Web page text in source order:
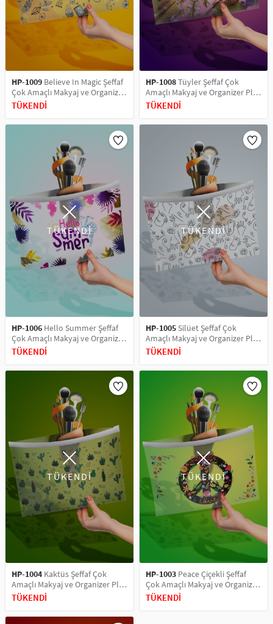
SAÇ AKSESUARLARI
GELİN / DÜĞÜN AKSESUARLARI
TELEFON ASKISI
MAKYAJ ÇANTASI
ODA KOKUSU VE MUM
PARTİ SÜSLERİ
YILBAŞI ÜRÜNLERİ
KULLAN AT TABAK BARDAK SETİ
HP-1009 Believe In Magic Şeffaf
Çok Amaçlı Makyaj ve Organizer
Plaj El Çantası
TÜKENDİ
HP-1008Tüyler Şeffaf Çok
Amaçlı Makyaj ve Organizer Plaj
El Çantası
TÜKENDİ
TÜKENDİ
HP-1006 Hello Summer Şeffaf
Çok Amaçlı Makyaj ve Organizer
Plaj El Çantası
TÜKENDİ
TÜKENDİ
HP-1005 Silüet Şeffaf Çok
Amaçlı Makyaj ve Organizer Plaj
El Çantası
TÜKENDİ
TÜKENDİ
HP-1004 Kaktüs Şeffaf Çok
Amaçlı Makyaj ve Organizer Plaj
El Çantası
TÜKENDİ
TÜKENDİ
HP-1003 Peace Çiçekli Şeffaf
Çok Amaçlı Makyaj ve Organizer
Plaj El Çantası
TÜKENDİ